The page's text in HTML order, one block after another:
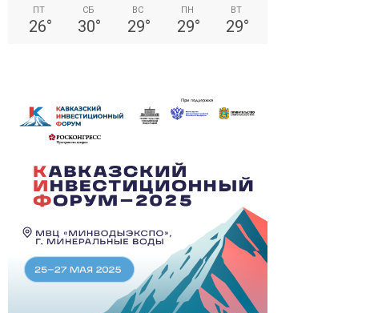
ПТ
26°
СБ
30°
ВС
29°
ПН
29°
ВТ
29°